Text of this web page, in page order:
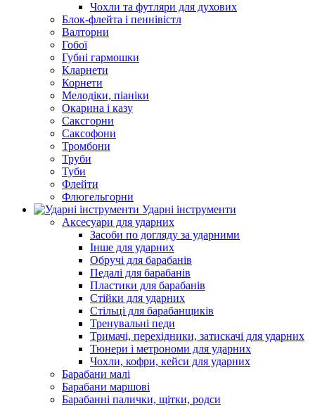
Чохли та футляри для духових
Блок-флейта і пеннівістл
Валторни
Гобої
Губні гармошки
Кларнети
Корнети
Мелодіки, піаніки
Окарина і казу
Саксгорни
Саксофони
Тромбони
Труби
Туби
Флейти
Флюгельгорни
Ударні інструменти
Аксесуари для ударних
Засоби по догляду за ударними
Інше для ударних
Обручі для барабанів
Педалі для барабанів
Пластики для барабанів
Стійки для ударних
Стільці для барабанщиків
Тренувальні педи
Тримачі, перехідники, затискачі для ударних
Тюнери і метрономи для ударних
Чохли, кофри, кейси для ударних
Барабани малі
Барабани маршові
Барабанні палички, щітки, родси